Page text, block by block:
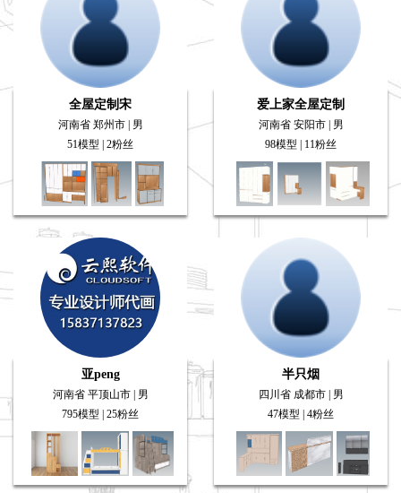
全屋定制宋
河南省 郑州市 | 男
51模型 | 2粉丝
爱上家全屋定制
河南省 安阳市 | 男
98模型 | 11粉丝
亚peng
河南省 平顶山市 | 男
795模型 | 25粉丝
半只烟
四川省 成都市 | 男
47模型 | 4粉丝